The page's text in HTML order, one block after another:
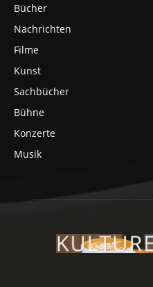
Bücher
Nachrichten
Filme
Kunst
Sachbücher
Bühne
Konzerte
Musik